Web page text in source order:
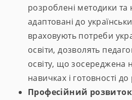
розроблені методики та
адаптовані до
враховують потреби
освіти, дозволять
освіту, що зосереджена
навичках і готовності
Професійний розвиток